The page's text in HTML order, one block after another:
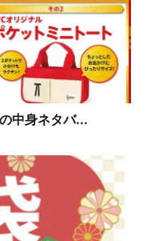
中身ネタバ...